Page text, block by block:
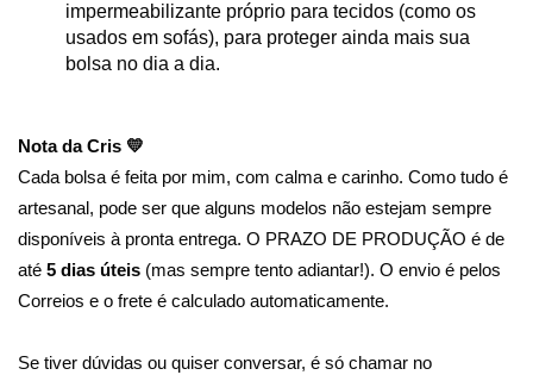
impermeabilizante próprio para tecidos (como os
usados em sofás), para proteger ainda mais sua
bolsa no dia a dia.
Nota da Cris 💛
Cada bolsa é feita por mim, com calma e carinho. Como tudo é
artesanal, pode ser que alguns modelos não estejam sempre
disponíveis à pronta entrega. O PRAZO DE PRODUÇÃO é de
até 5 dias úteis (mas sempre tento adiantar!). O envio é pelos
Correios e o frete é calculado automaticamente.
Se tiver dúvidas ou quiser conversar, é só chamar no